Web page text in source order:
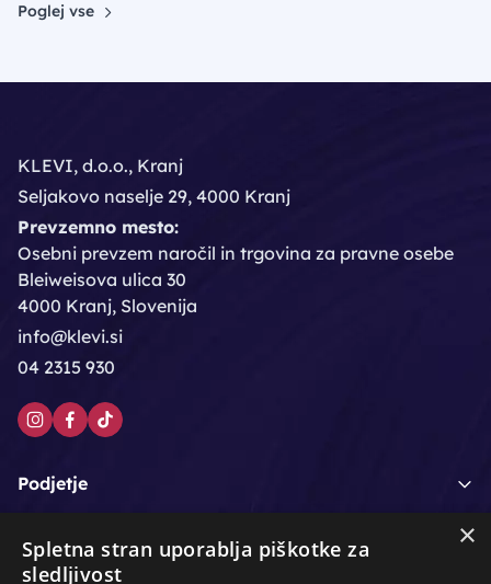
Poglej vse
KLEVI, d.o.o., Kranj
Seljakovo naselje 29, 4000 Kranj
Prevzemno mesto:
Osebni prevzem naročil in trgovina za pravne osebe
Bleiweisova ulica 30
4000 Kranj, Slovenija
info@klevi.si
04 2315 930
Podjetje
Moj račun ×
Spletna stran uporablja piškotke za
sledljivost